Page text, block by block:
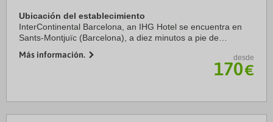
Ubicación del establecimiento
InterContinental Barcelona, an IHG Hotel se encuentra en
Sants-Montjuïc (Barcelona), a diez minutos a pie de
se encuentra a 0,4 km de Mercado de las ...
Más información. desde
170€